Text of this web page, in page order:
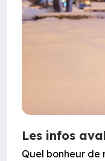
Les infos
Quel bonheur de